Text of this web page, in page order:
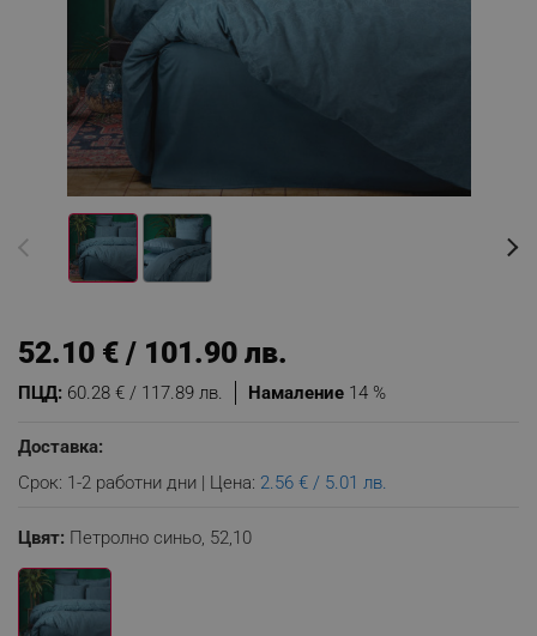
Намаление 14 %
ПЦД: 60.28 € / 117.89 лв.
52.10 € / 101.90 лв.
Доставка:
Срок: 1-2 работни дни | Цена: 2.56 € / 5.01 лв.
Цвят: Петролно синьо, 52,10